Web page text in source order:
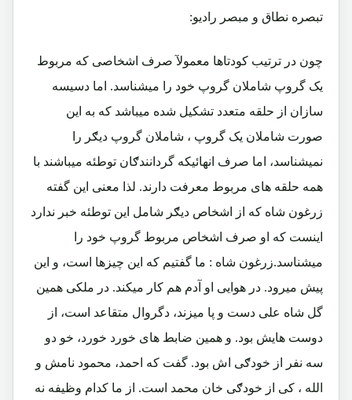
تبصره نطاق و مبصر رادیو:
چون در ترتیب کودتاها معمولآ صرف اشخاصی که مربوط
یک گروپ شاملان گروپ خود را میشناسد. اما دسیسه
سازان از حلقه متعدد تشکیل شده میباشد که به این
صورت شاملان یک گروپ ، شاملان گروپ دیګر را
نمیشناسد، اما صرف انهائیکه گردانندګان توطئه میباشند با
همه حلقه های مربوط معرفت دارند. لذا معنی این گفته
زرغون شاه که از اشخاص دیګر شامل این توطئه خبر ندارد
اینست که او صرف اشخاص مربوط گروپ خود را
میشناسد.زرغون شاه : ما گفتیم که این چیزها است، و این
پیش میرود. در هوایی او آدم هم کار میکند. در ملکی همین
گل شاه علی دست و پا میزند، دگروال متقاعد است، از
دوست هایش بود. و همین ضابط های خورد خورد، خو دو
سه نفر از خودګی اش بود. گفت که احمد، محمود نامش و
الله ، کی از خودګی خان محمد است. از ما کدام وظیفه نه